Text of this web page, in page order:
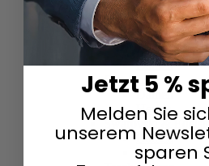
Damen
Herren
Solaruhren
Herren
Damen
Sportuhren
Damen
Herren
Swarovski &
Damen
Herren
Jetzt 5 %
Melden Sie
unserem
sparen